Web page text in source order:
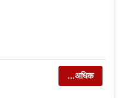
...अधिक